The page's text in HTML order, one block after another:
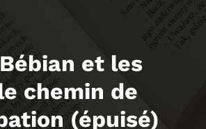
et les
chemin de
(épuisé)